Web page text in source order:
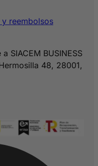
reembolsos
SIACEM BUSINESS
48, 28001,